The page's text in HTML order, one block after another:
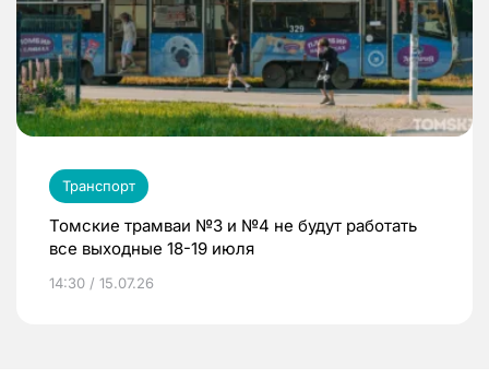
Транспорт
Томские трамваи №3 и №4 не будут работать
все выходные 18-19 июля
14:30 / 15.07.26